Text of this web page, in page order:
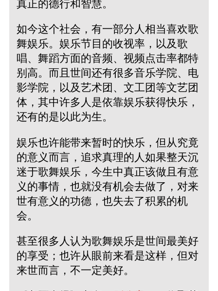
真正的德行和智慧。
如今这个社会，有一部分人相当喜欢歌
舞娱乐。娱乐节目的收视率，以及歌
唱、舞蹈方面的音频、视频点击率都特
别高。而且世间还有很多音乐学院、电
影学院，以及艺术团、文工团等文艺团
体，其中许多人是依靠娱乐获得快乐，
还有的是以此为生。
娱乐也许能带来暂时的快乐，但从究竟
的意义而言，追求真理的人如果整天沉
迷于歌舞娱乐，今生中真正该做且有意
义的事情，也就没有机会去做了，对来
世有意义的功德，也失去了积累的机
会。
甚至很多人认为歌舞娱乐是世间最美好
的享受；也许从眼前来看是这样，但对
来世而言，不一定美好。